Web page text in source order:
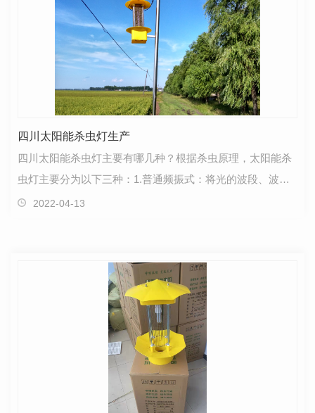
四川太阳能杀虫灯生产
四川太阳能杀虫灯主要有哪几种？根据杀虫原理，太阳能杀
虫灯主要分为以下三种：1.普通频振式：将光的波段、波的
频率设定在特定范围内，近距离用光，远距离用波来引…
2022-04-13